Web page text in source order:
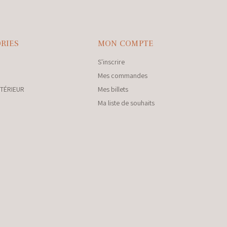
MON COMPTE
S'inscrire
Mes commandes
Mes billets
Ma liste de souhaits